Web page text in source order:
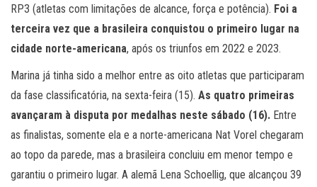
RP3 (atletas com limitações de alcance, força e potência). Foi a
terceira vez que a brasileira conquistou o primeiro lugar na
cidade norte-americana, após os triunfos em 2022 e 2023.
Marina já tinha sido a melhor entre as oito atletas que participaram
da fase classificatória, na sexta-feira (15). As quatro primeiras
avançaram à disputa por medalhas neste sábado (16). Entre
as finalistas, somente ela e a norte-americana Nat Vorel chegaram
ao topo da parede, mas a brasileira concluiu em menor tempo e
garantiu o primeiro lugar. A alemã Lena Schoellig, que alcançou 39